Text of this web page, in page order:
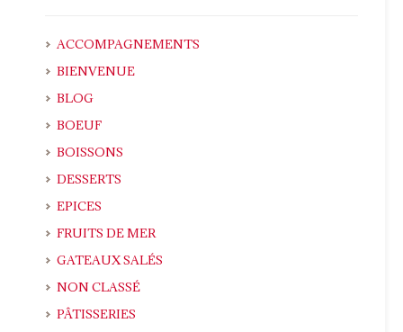
ACCOMPAGNEMENTS
BIENVENUE
BLOG
BOEUF
BOISSONS
DESSERTS
EPICES
FRUITS DE MER
GATEAUX SALÉS
NON CLASSÉ
PÂTISSERIES